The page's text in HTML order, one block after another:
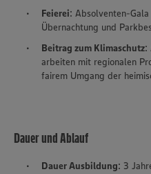
Feierei: Absolventen-
Übernachtung und
Beitrag zum Klimaschutz:
arbeiten mit regionalen
fairem Umgang der
Dauer und Ablauf
Dauer Ausbildung: 3